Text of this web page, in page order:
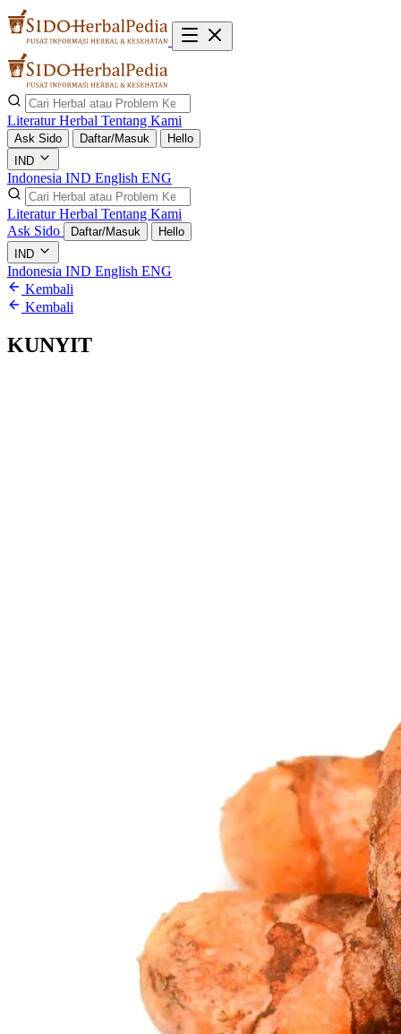
Literatur Herbal Tentang Kami
Ask Sido Daftar/Masuk
Hello
IND
Indonesia IND English ENG
Literatur Herbal Tentang Kami
Ask Sido
Daftar/Masuk
Hello
IND
Indonesia IND English ENG
Kembali
Kembali
KUNYIT